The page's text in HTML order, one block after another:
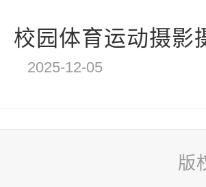
校园体育运动摄影
2025-12-05
版